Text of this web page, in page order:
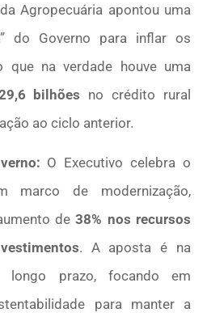
Agropecuária apontou uma
do Governo para inflar os
que na verdade houve uma
bilhões no crédito rural
ao ciclo anterior.
O Executivo celebra o
marco de modernização,
de38% nos recursos
. A aposta é na
longo prazo, focando em
para manter a